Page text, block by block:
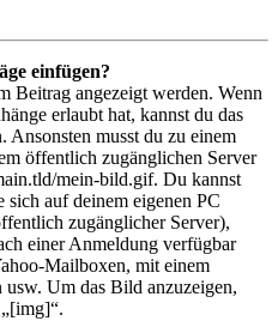
einfügen?
Beitrag angezeigt werden. Wenn
erlaubt hat, kannst du das
musst du zu einem
öffentlich zugänglichen Server
mein-bild.gif. Du kannst
auf deinem eigenen PC
zugänglicher Server),
einer Anmeldung verfügbar
Mailboxen, mit einem
usw. Um das Bild anzuzeigen,